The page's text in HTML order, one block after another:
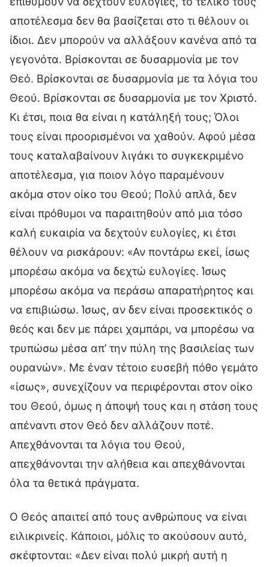
αποτέλεσμα δεν θα βασίζεται στο τι θέλουν οι
ίδιοι. Δεν μπορούν να αλλάξουν κανένα από τα
γεγονότα. Βρίσκονται σε δυσαρμονία με τον
Θεό. Βρίσκονται σε δυσαρμονία με τα λόγια του
Θεού. Βρίσκονται σε δυσαρμονία με τον Χριστό.
Κι έτσι, ποια θα είναι η κατάληξή τους; Όλοι
τους είναι προορισμένοι να χαθούν. Αφού μέσα
τους καταλαβαίνουν λιγάκι το συγκεκριμένο
αποτέλεσμα, για ποιον λόγο παραμένουν
ακόμα στον οίκο του Θεού; Πολύ απλά, δεν
είναι πρόθυμοι να παραιτηθούν από μια τόσο
καλή ευκαιρία να δεχτούν ευλογίες, κι έτσι
θέλουν να ρισκάρουν: «Αν ποντάρω εκεί, ίσως
μπορέσω ακόμα να δεχτώ ευλογίες. Ίσως
μπορέσω ακόμα να περάσω απαρατήρητος και
να επιβιώσω. Ίσως, αν δεν είναι προσεκτικός ο
θεός και δεν με πάρει χαμπάρι, να μπορέσω να
τρυπώσω μέσα απ’ την πύλη της βασιλείας των
ουρανών». Με έναν τέτοιο ευσεβή πόθο γεμάτο
«ίσως», συνεχίζουν να περιφέρονται στον οίκο
του Θεού, όμως η άποψή τους και η στάση τους
απέναντι στον Θεό δεν αλλάζουν ποτέ.
Απεχθάνονται τα λόγια του Θεού,
απεχθάνονται την αλήθεια και απεχθάνονται
όλα τα θετικά πράγματα.
Ο Θεός απαιτεί από τους ανθρώπους να είναι
ειλικρινείς. Κάποιοι, μόλις το ακούσουν αυτό,
σκέφτονται: «Δεν είναι πολύ μικρή αυτή η